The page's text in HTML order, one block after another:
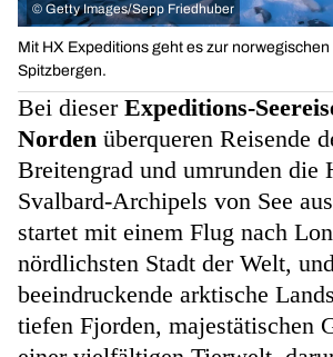
© Getty Images/Sepp Friedhuber
Mit HX Expeditions geht es zur
Spitzbergen.
Bei dieser Expeditions-
Norden überqueren Reisende
Breitengrad und umrunden die
Svalbard-Archipels von See
startet mit einem Flug nach
nördlichsten Stadt der Welt,
beeindruckende arktische
tiefen Fjorden, majestätischen